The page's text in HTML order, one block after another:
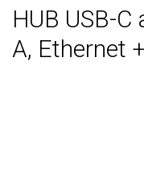
HUB USB-C
A, Ethernet